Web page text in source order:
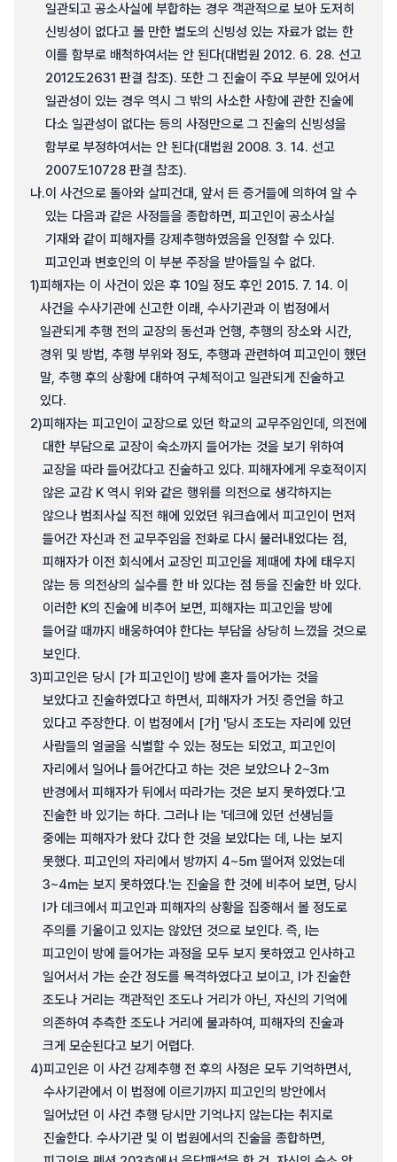
일관되고 공소사실에 부합하는 경우 객관적으로 보아 도저히
신빙성이 없다고 볼 만한 별도의 신빙성 있는 자료가 없는 한
이를 함부로 배척하여서는 안 된다(대법원 2012. 6. 28. 선고
2012도2631 판결 참조). 또한 그 진술이 주요 부분에 있어서
일관성이 있는 경우 역시 그 밖의 사소한 사항에 관한 진술에
다소 일관성이 없다는 등의 사정만으로 그 진술의 신빙성을
함부로 부정하여서는 안 된다(대법원 2008. 3. 14. 선고
2007도10728 판결 참조).
나.이 사건으로 돌아와 살피건대, 앞서 든 증거들에 의하여 알 수
있는 다음과 같은 사정들을 종합하면, 피고인이 공소사실
기재와 같이 피해자를 강제추행하였음을 인정할 수 있다.
피고인과 변호인의 이 부분 주장을 받아들일 수 없다.
1)피해자는 이 사건이 있은 후 10일 정도 후인 2015. 7. 14. 이
사건을 수사기관에 신고한 이래, 수사기관과 이 법정에서
일관되게 추행 전의 교장의 동선과 언행, 추행의 장소와 시간,
경위 및 방법, 추행 부위와 정도, 추행과 관련하여 피고인이 했던
말, 추행 후의 상황에 대하여 구체적이고 일관되게 진술하고
있다.
2)피해자는 피고인이 교장으로 있던 학교의 교무주임인데, 의전에
대한 부담으로 교장이 숙소까지 들어가는 것을 보기 위하여
교장을 따라 들어갔다고 진술하고 있다. 피해자에게 우호적이지
않은 교감 K 역시 위와 같은 행위를 의전으로 생각하지는
않으나 범죄사실 직전 해에 있었던 워크숍에서 피고인이 먼저
들어간 자신과 전 교무주임을 전화로 다시 불러내었다는 점,
피해자가 이전 회식에서 교장인 피고인을 제때에 차에 태우지
않는 등 의전상의 실수를 한 바 있다는 점 등을 진술한 바 있다.
이러한 K의 진술에 비추어 보면, 피해자는 피고인을 방에
들어갈 때까지 배웅하여야 한다는 부담을 상당히 느꼈을 것으로
보인다.
3)피고인은 당시 [가 피고인이] 방에 혼자 들어가는 것을
보았다고 진술하였다고 하면서, 피해자가 거짓 증언을 하고
있다고 주장한다. 이 법정에서 [가] '당시 조도는 자리에 있던
사람들의 얼굴을 식별할 수 있는 정도는 되었고, 피고인이
자리에서 일어나 들어간다고 하는 것은 보았으나 2~3m
반경에서 피해자가 뒤에서 따라가는 것은 보지 못하였다.'고
진술한 바 있기는 하다. 그러나 I는 '데크에 있던 선생님들
중에는 피해자가 왔다 갔다 한 것을 보았다는 데, 나는 보지
못했다. 피고인의 자리에서 방까지 4~5m 떨어져 있었는데
3~4m는 보지 못하였다.'는 진술을 한 것에 비추어 보면, 당시
I가 데크에서 피고인과 피해자의 상황을 집중해서 볼 정도로
주의를 기울이고 있지는 않았던 것으로 보인다. 즉, I는
피고인이 방에 들어가는 과정을 모두 보지 못하였고 인사하고
일어서서 가는 순간 정도를 목격하였다고 보이고, I가 진술한
조도나 거리는 객관적인 조도나 거리가 아닌, 자신의 기억에
의존하여 추측한 조도나 거리에 불과하여, 피해자의 진술과
크게 모순된다고 보기 어렵다.
4)피고인은 이 사건 강제추행 전 후의 사정은 모두 기억하면서,
수사기관에서 이 법정에 이르기까지 피고인의 방안에서
일어났던 이 사건 추행 당시만 기억나지 않는다는 취지로
진술한다. 수사기관 및 이 법원에서의 진술을 종합하면,